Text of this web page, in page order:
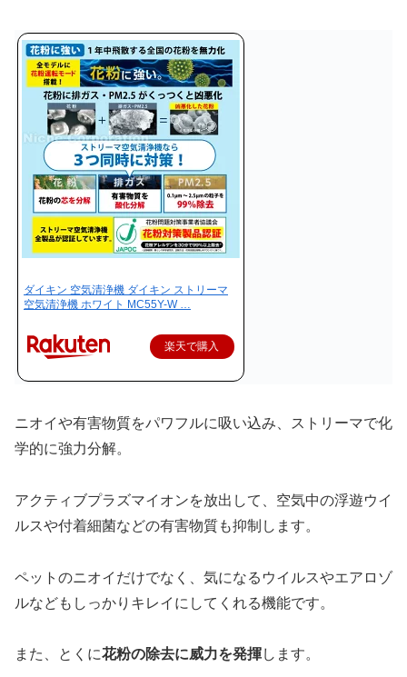
ダイキン 空気清浄機 ダイキン ストリーマ
空気清浄機 ホワイト MC55Y-W …
楽天で購入
ニオイや有害物質をパワフルに吸い込み、ストリーマで化
学的に強力分解。
アクティブプラズマイオンを放出して、空気中の浮遊ウイ
ルスや付着細菌などの有害物質も抑制します。
ペットのニオイだけでなく、気になるウイルスやエアロゾ
ルなどもしっかりキレイにしてくれる機能です。
また、とくに花粉の除去に威力を発揮します。